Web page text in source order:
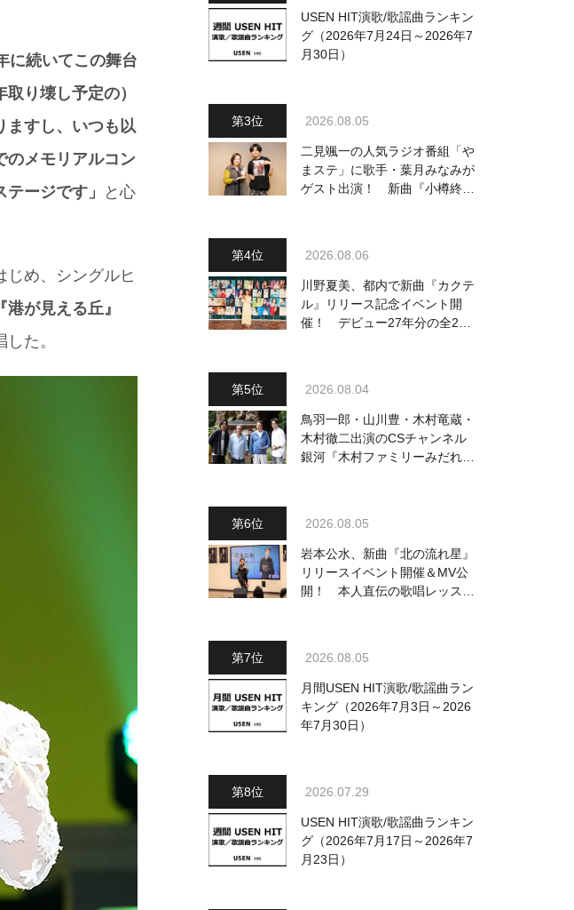
に続いてこの舞台
り壊し予定の）
ますし、いつも以
のメモリアルコン
ージです」
と心
じめ、シングルヒ
『港が見える丘』
た。
USEN HIT演歌/歌謡曲ランキン
グ（2026年7月24日～2026年7
月30日）
2026.08.05
二見颯一の人気ラジオ番組「や
まステ」に歌手・葉月みなみが
ゲスト出演！ 新曲『小樽終着
2026.08.06
川野夏美、都内で新曲『カクテ
ル』リリース記念イベント開
催！ デビュー27年分の全280
2026.08.04
鳥羽一郎・山川豊・木村竜蔵・
木村徹二出演のCSチャンネル
銀河『木村ファミリーみだれ旅
2026.08.05
岩本公水、新曲『北の流れ星』
リリースイベント開催＆MV公
開！ 本人直伝の歌唱レッスン
2026.08.05
月間USEN HIT演歌/歌謡曲ラン
キング（2026年7月3日～2026
年7月30日）
2026.07.29
USEN HIT演歌/歌謡曲ランキン
グ（2026年7月17日～2026年7
月23日）